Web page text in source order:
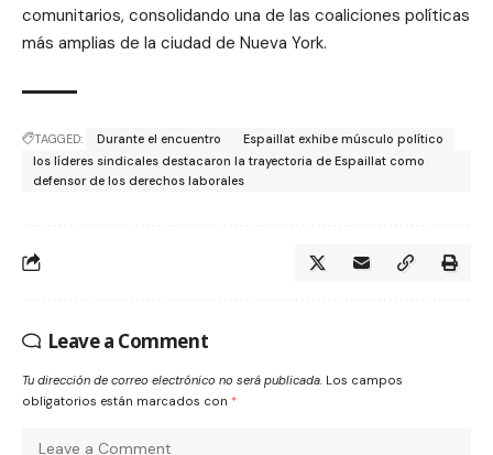
comunitarios, consolidando una de las coaliciones políticas
más amplias de la ciudad de Nueva York.
TAGGED: Durante el encuentro
Espaillat exhibe músculo político
los líderes sindicales destacaron la trayectoria de Espaillat como
defensor de los derechos laborales
Leave a Comment
Tu dirección de correo electrónico no será publicada. Los campos
obligatorios están marcados con *